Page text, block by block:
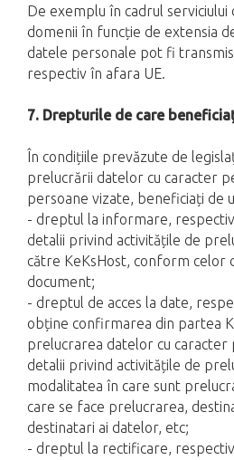
De exemplu în cadrul
domenii în funcție de extensia
datele personale pot fi
respectiv în afara UE.
7. Drepturile de care
În condițiile prevăzute de
prelucrării datelor cu caracter
persoane vizate, beneficiați de
- dreptul la informare,
detalii privind activitățile de
către KeKsHost, conform celor
document;
- dreptul de acces la date,
obține confirmarea din partea
prelucrarea datelor cu caracter
detalii privind activitățile de
modalitatea în care sunt
care se face prelucrarea,
destinatari ai datelor, etc;
- dreptul la rectificare,